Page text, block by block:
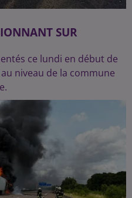
SUR
ce lundi en début de
niveau de la commune